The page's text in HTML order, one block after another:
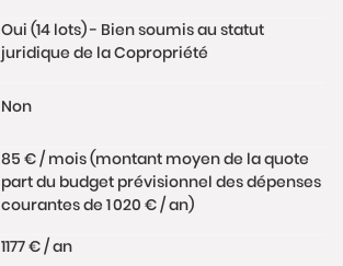
Oui (14 lots) - Bien soumis au statut
juridique de la Copropriété
Non
85 € / mois (montant moyen de la quote
part du budget prévisionnel des dépenses
courantes de 1 020 € / an)
1177 € / an